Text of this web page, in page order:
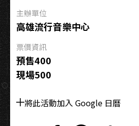
主辦單位
高雄流行音樂中心
票價資訊
預售400
現場500
將此活動加入 Google 日曆